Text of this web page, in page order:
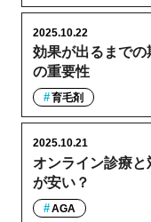
効果が出るまで
の重要性
2025.10.22
育毛剤
オンライン診療
が安い？
2025.10.21
AGA